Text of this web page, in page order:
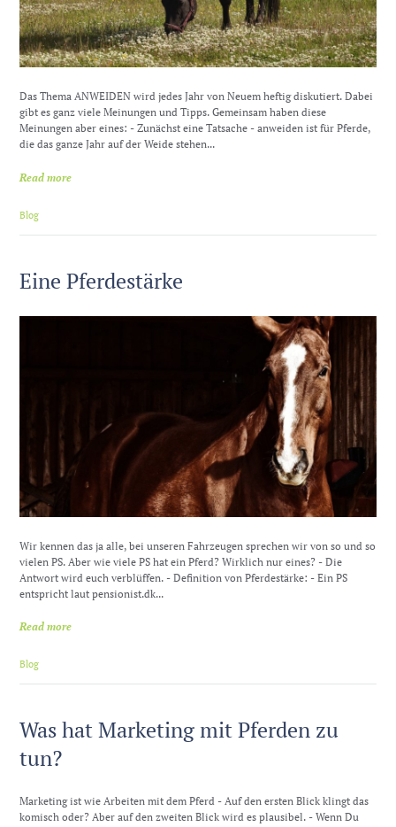
Das Thema ANWEIDEN wird jedes Jahr von Neuem heftig diskutiert. Dabei
gibt es ganz viele Meinungen und Tipps. Gemeinsam haben diese
Meinungen aber eines: - Zunächst eine Tatsache - anweiden ist für Pferde,
die das ganze Jahr auf der Weide stehen...
Read more
Blog
Eine Pferdestärke
Wir kennen das ja alle, bei unseren Fahrzeugen sprechen wir von so und so
vielen PS. Aber wie viele PS hat ein Pferd? Wirklich nur eines? - Die
Antwort wird euch verblüffen. - Definition von Pferdestärke: - Ein PS
entspricht laut pensionist.dk...
Read more
Blog
Was hat Marketing mit Pferden zu
tun?
Marketing ist wie Arbeiten mit dem Pferd - Auf den ersten Blick klingt das
komisch oder? Aber auf den zweiten Blick wird es plausibel. - Wenn Du